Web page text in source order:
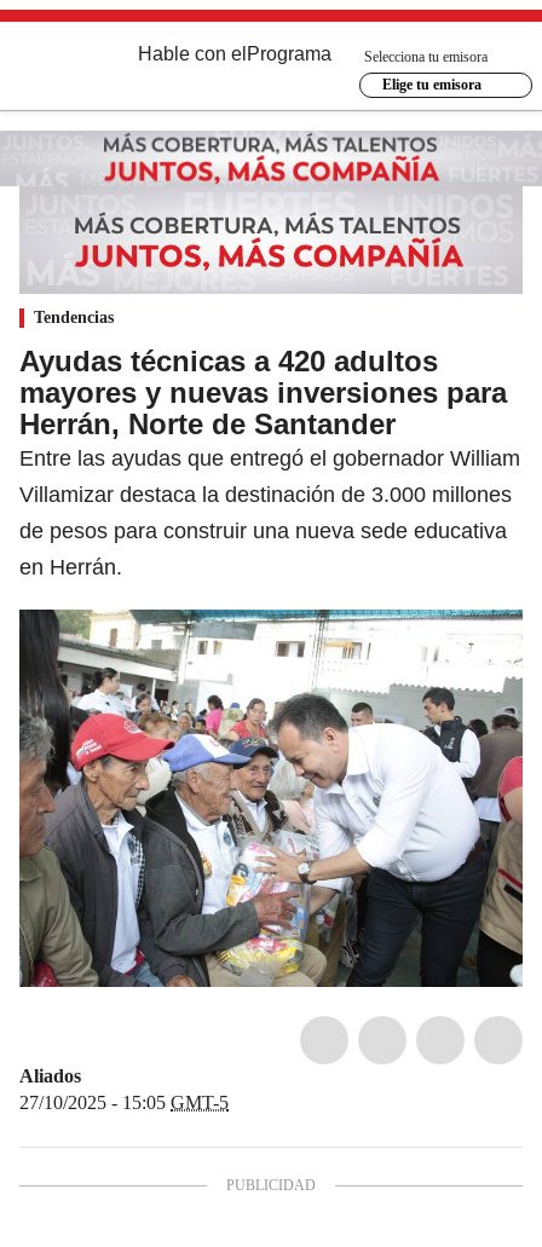
Hable con el Programa
Selecciona tu emisora
Elige tu emisora
Tendencias
Ayudas técnicas a 420 adultos
mayores y nuevas inversiones para
Herrán, Norte de Santander
Entre las ayudas que entregó el gobernador William
Villamizar destaca la destinación de 3.000 millones
de pesos para construir una nueva sede educativa
en Herrán.
Aliados
27/10/2025 - 15:05 GMT-5